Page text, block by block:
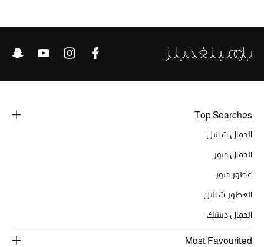
حقائب وأحذية متطابقة
جميع الملابس النسائية
جميع الأحذية النسائية
جميع الحقائب النسائية
جميع الإكسسورات النسائية
Top Searches
الجمال شانيل
الجمال ديور
عطور ديور
العطور شانيل
الجمال ديبتيك
Most Favourited